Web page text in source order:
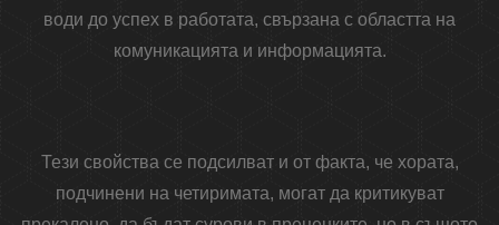
води до успех в работата, свързана с областта на
комуникацията и информацията.
Тези свойства се подсилват и от факта, че хората,
подчинени на четиримата, могат да критикуват